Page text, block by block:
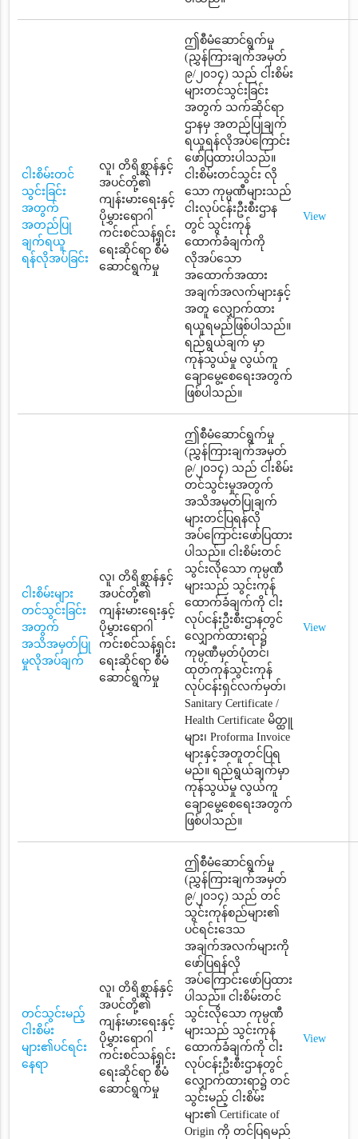
ငါးစိမ်းတင်
သွင်းခြင်း
အတွက်
အတည်ပြု
ချက်ရယူ
ရန်လိုအပ်ခြင်း
လူ၊ တိရိစ္ဆာန်နှင့်
အပင်တို့၏
ကျန်းမားရေးနှင့်
ပိုမွှားရောဂါ
ကင်းစင်သန့်ရှင်း
ရေးဆိုင်ရာ စီမံ
ဆောင်ရွက်မှု
ဤစီမံဆောင်ရွက်မှု
(ညွှန်ကြားချက်အမှတ်
၉/၂၀၁၄) သည် ငါးစိမ်း
များတင်သွင်းခြင်း
အတွက် သက်ဆိုင်ရာ
ဌာနမှ အတည်ပြုချက်
ရယူရန်လိုအပ်ကြောင်း
ဖော်ပြထားပါသည်။
ငါးစိမ်းတင်သွင်း လို
သော ကုမ္ပဏီများသည်
ငါးလုပ်ငန်းဦးစီးဌာန
တွင် သွင်းကုန်
ထောက်ခံချက်ကို
လိုအပ်သော
အထောက်အထား
အချက်အလက်များနှင့်
အတူ လျှောက်ထား
ရယူရမည်ဖြစ်ပါသည်။
ရည်ရွယ်ချက် မှာ
ကုန်သွယ်မှု လွယ်ကူ
ချောမွေ့စေရေးအတွက်
ဖြစ်ပါသည်။
View
ငါးစိမ်းများ
တင်သွင်းခြင်း
အတွက်
အသိအမှတ်ပြု
မှုလိုအပ်ချက်
လူ၊ တိရိစ္ဆာန်နှင့်
အပင်တို့၏
ကျန်းမားရေးနှင့်
ပိုမွှားရောဂါ
ကင်းစင်သန့်ရှင်း
ရေးဆိုင်ရာ စီမံ
ဆောင်ရွက်မှု
ဤစီမံဆောင်ရွက်မှု
(ညွှန်ကြားချက်အမှတ်
၉/၂၀၁၄) သည် ငါးစိမ်း
တင်သွင်းမှုအတွက်
အသိအမှတ်ပြုချက်
များတင်ပြရန်လို
အပ်ကြောင်းဖော်ပြထား
ပါသည်။ ငါးစိမ်းတင်
သွင်းလိုသော ကုမ္ပဏီ
များသည် သွင်းကုန်
ထောက်ခံချက်ကို ငါး
လုပ်ငန်းဦးစီးဌာနတွင်
လျှောက်ထားရာ၌
ကုမ္ပဏီမှတ်ပုံတင်၊
ထုတ်ကုန်သွင်းကုန်
လုပ်ငန်းရှင်လက်မှတ်၊
Sanitary Certificate /
Health Certificate မိတ္ထူ
များ၊ Proforma Invoice
များနှင့်အတူတင်ပြရ
မည်။ ရည်ရွယ်ချက်မှာ
ကုန်သွယ်မှု လွယ်ကူ
ချောမွေ့စေရေးအတွက်
ဖြစ်ပါသည်။
View
တင်သွင်းမည့်
ငါးစိမ်း
များ၏ပင်ရင်း
နေရာ
လူ၊ တိရိစ္ဆာန်နှင့်
အပင်တို့၏
ကျန်းမားရေးနှင့်
ပိုမွှားရောဂါ
ကင်းစင်သန့်ရှင်း
ရေးဆိုင်ရာ စီမံ
ဆောင်ရွက်မှု
ဤစီမံဆောင်ရွက်မှု
(ညွှန်ကြားချက်အမှတ်
၉/၂၀၁၄) သည် တင်
သွင်းကုန်စည်များ၏
ပင်ရင်းဒေသ
အချက်အလက်များကို
ဖော်ပြရန်လို
အပ်ကြောင်းဖော်ပြထား
ပါသည်။ ငါးစိမ်းတင်
သွင်းလိုသော ကုမ္ပဏီ
များသည် သွင်းကုန်
ထောက်ခံချက်ကို ငါး
လုပ်ငန်းဦးစီးဌာနတွင်
လျှောက်ထားရာ၌ တင်
သွင်းမည့် ငါးစိမ်း
များ၏ Certificate of
Origin ကို တင်ပြရမည်
View